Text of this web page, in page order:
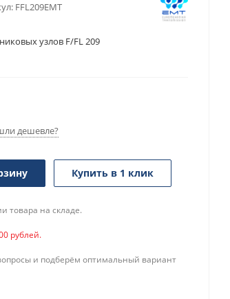
FFL209EMT
узлов F/FL 209
дешевле?
Купить в 1 клик
товара на складе.
рублей.
и подберём оптимальный вариант